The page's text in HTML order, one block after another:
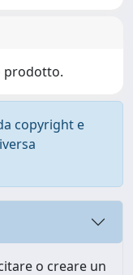
prodotto.
copyright e
o creare un